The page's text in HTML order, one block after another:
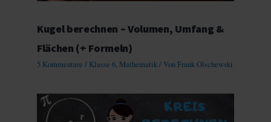
Kugel berechnen – Volumen, Umfang &
Flächen (+ Formeln)
5 Kommentare / Klasse 6, Mathematik/ Von Frank Olschewski